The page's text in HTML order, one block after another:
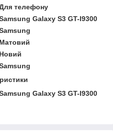
телефону
Galaxy S3 GT-I9300
Матовий
Новий
Galaxy S3 GT-I9300